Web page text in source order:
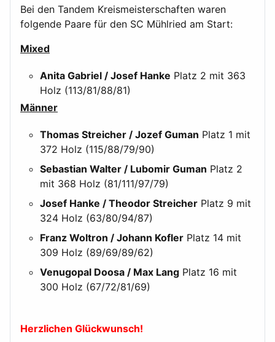
Bei den Tandem Kreismeisterschaften waren
folgende Paare für den SC Mühlried am Start:
Mixed
Anita Gabriel / Josef Hanke Platz 2 mit 363
Holz (113/81/88/81)
Männer
Thomas Streicher / Jozef Guman Platz 1 mit
372 Holz (115/88/79/90)
Sebastian Walter / Lubomir Guman Platz 2
mit 368 Holz (81/111/97/79)
Josef Hanke / Theodor Streicher Platz 9 mit
324 Holz (63/80/94/87)
Franz Woltron / Johann Kofler Platz 14 mit
309 Holz (89/69/89/62)
Venugopal Doosa / Max Lang Platz 16 mit
300 Holz (67/72/81/69)
Herzlichen Glückwunsch!